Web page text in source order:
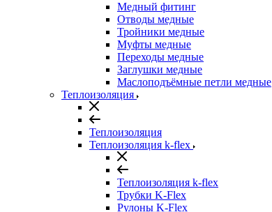
Медный фитинг
Отводы медные
Тройники медные
Муфты медные
Переходы медные
Заглушки медные
Маслоподъёмные петли медные
Теплоизоляция
Теплоизоляция
Теплоизоляция k-flex
Теплоизоляция k-flex
Трубки K-Flex
Рулоны K-Flex